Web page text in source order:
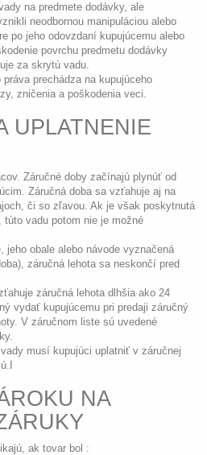
na predmete dodávky, ale
neodbornou manipuláciou alebo
po jeho odovzdaní kupujúcemu alebo
povrchu predmetu dodávky
za skrytú vadu.
prechádza na kupujúceho
zničenia a poškodenia veci.
UPLATNENIE
Záručné doby začínajú plynúť od
Záručná doba sa vzťahuje aj na
či so zľavou. Ak je však poskytnutá
vadu potom nie je možné
jeho obale alebo návode vyznačená
záručná lehota sa neskončí pred
záručná lehota dlhšia ako 24
vydať kupujúcemu pri predaji záručný
V záručnom liste sú uvedené
musí kupujúci uplatniť v záručnej
NA
ak tovar bol :